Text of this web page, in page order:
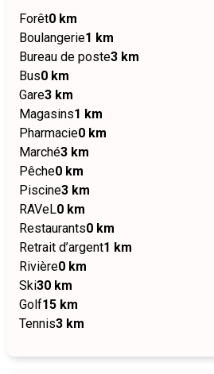
Forêt0 km
Boulangerie1 km
Bureau de poste3 km
Bus0 km
Gare3 km
Magasins1 km
Pharmacie0 km
Marché3 km
Pêche0 km
Piscine3 km
RAVeL0 km
Restaurants0 km
Retrait d’argent1 km
Rivière0 km
Ski30 km
Golf15 km
Tennis3 km